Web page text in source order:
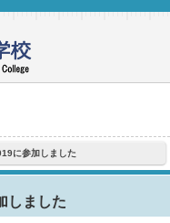
に参加しました
しました